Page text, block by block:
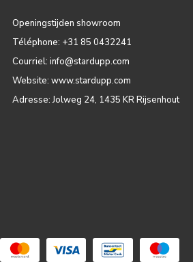
Openingstijden showroom
Téléphone: +31 85 0432241
Courriel:info@stardupp.com
Website: www.stardupp.com
Adresse: Jolweg 24, 1435 KR Rijsenhout